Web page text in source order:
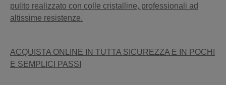
pulito realizzato con colle cristalline, professionali ad
altissime resistenze.
ACQUISTA ONLINE IN TUTTA SICUREZZA E IN POCHI
E SEMPLICI PASSI